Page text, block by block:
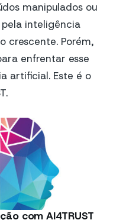
manipulados ou
inteligência
crescente. Porém,
enfrentar esse
artificial. Este é o
com AI4TRUST